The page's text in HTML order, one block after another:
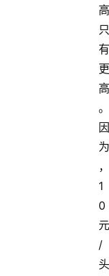
高
只
有
更
高
。
因
为
，
1
0
元
/
头